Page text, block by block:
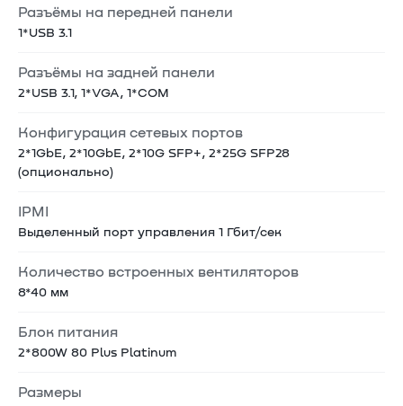
Разъёмы на передней панели
1*USB 3.1
Разъёмы на задней панели
2*USB 3.1, 1*VGA, 1*COM
Конфигурация сетевых портов
2*1GbE, 2*10GbE, 2*10G SFP+, 2*25G SFP28
(опционально)
IPMI
Выделенный порт управления 1 Гбит/сек
Количество встроенных вентиляторов
8*40 мм
Блок питания
2*800W 80 Plus Platinum
Размеры